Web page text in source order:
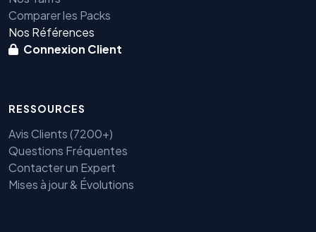
Comparer les Packs
Nos Références
Connexion Client
RESSOURCES
Avis Clients (7200+)
Questions Fréquentes
Contacter un Expert
Mises à jour & Évolutions